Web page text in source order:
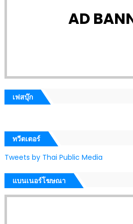
AD
เฟสบุ๊ก
ทวีตเตอร์
Tweets by Thai Public Media
แบนเนอร์โฆษณา